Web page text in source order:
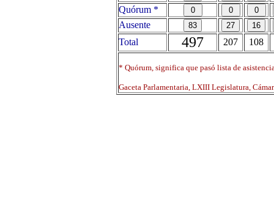
Quórum *
Ausente
Total
497 207 108
* Quórum, significa que pasó lista de
Gaceta Parlamentaria, LXIII Legislatura,